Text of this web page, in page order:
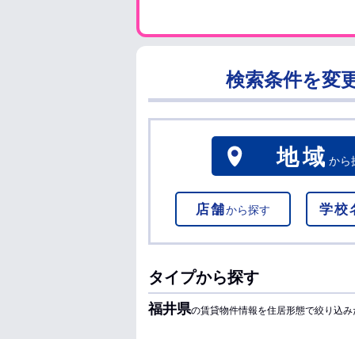
検索条件を変
地域 から
店舗から探す 学校
タイプから探す
福井県の賃貸物件情報を住居形態で絞り込